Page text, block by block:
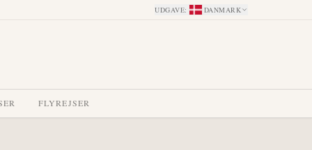
UDGAVE: DANMARK
FLYREJSER